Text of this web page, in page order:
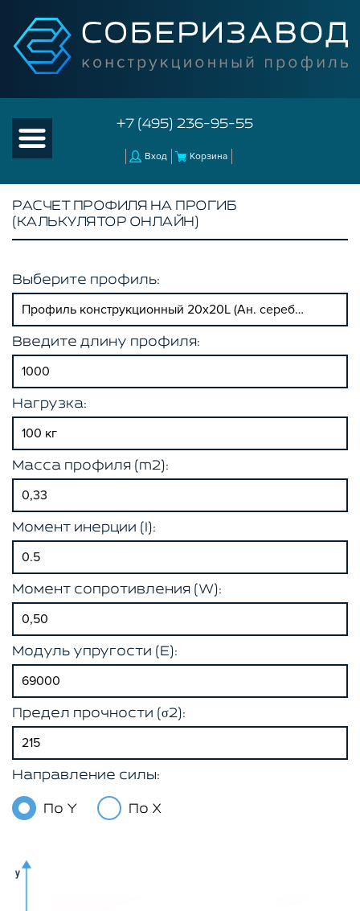
+7 (495) 236-95-55
Вход Корзина
РАСЧЕТ ПРОФИЛЯ НА ПРОГИБ
(КАЛЬКУЛЯТОР ОНЛАЙН)
Выберите профиль:
Профиль конструкционный 20х20L (Ан. серебро)
Введите длину профиля:
Нагрузка:
Масса профиля (m2):
Момент инерции (I):
Момент сопротивления (W):
Модуль упругости (E):
Предел прочности (σ2):
Направление силы:
По Y По X